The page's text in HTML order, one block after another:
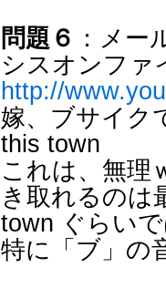
問題６ ：メー
シスオンファ
http://
嫁、ブサイク
this town
これは、無理
き取れるのは
town ぐらい
特に「ブ」の